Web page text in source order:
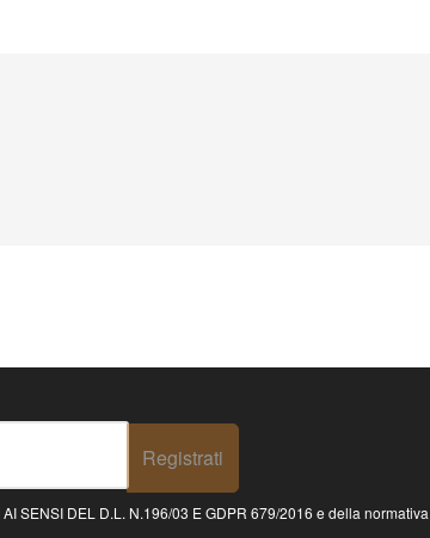
Registrati
SENSI DEL D.L. N.196/03 E GDPR 679/2016 e della